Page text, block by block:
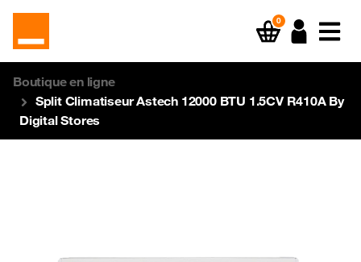
0
Boutique en ligne
Split Climatiseur Astech 12000 BTU 1.5CV R410A By
Digital Stores